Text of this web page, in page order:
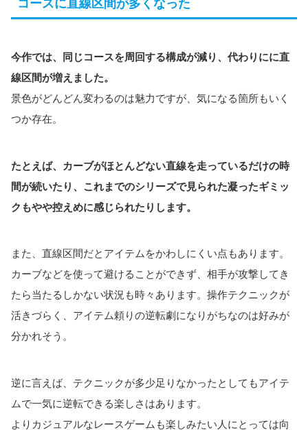
コースに直線区間が多くなった
今作では、同じコースを周回する構成が減り、代わりにに直
線区間が増えました。
景色がどんどん変わるのは魅力ですが、気になる箇所もいく
つか存在。
たとえば、カーブがほとんどない直線を走っているだけの時
間が続いたり、これまでのシリーズで見られた凝ったギミッ
クもやや控えめに感じられたりします。
また、直線区間だとアイテムをかわしにくい点もあります。
カーブなどを使って避けることができず、相手が攻撃してき
たら当たるしかない状況も時々あります。操作テクニックが
活きづらく、アイテム頼りの逆転劇になりがちなのは好みが
分かれそう。
逆に言えば、テクニックが多少足りなかったとしてもアイテ
ムで一気に逆転できる楽しさはあります。
よりカジュアルなレースゲームも楽しみたい人にとっては向